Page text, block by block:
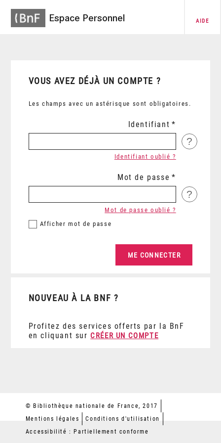
Espace Personnel AIDE
VOUS AVEZ DÉJÀ UN COMPTE ?
Les champs avec un astérisque sont obligatoires.
Identifiant
?
Identifiant oublié ?
Mot de passe
?
Afficher mot de passe
Mot de passe oublié ?
NOUVEAU À LA BNF ?
Profitez des services offerts par la BnF
en cliquant sur CRÉER UN COMPTE
© Bibliothèque nationale de France, 2017
Mentions légales
Conditions d'utilisation
Accessibilité : Partiellement conforme